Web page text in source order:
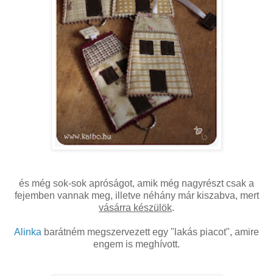
és még sok-sok apróságot, amik még nagyrészt csak a
fejemben vannak meg, illetve néhány már kiszabva, mert
vásárra készülök.
Alinka barátném megszervezett egy "lakás piacot", amire
engem is meghívott.